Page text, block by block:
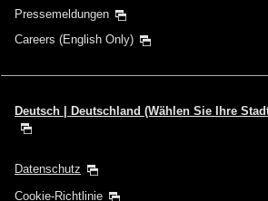
Pressemeldungen
Careers (English Only)
Deutsch | Deutschland (Wählen Sie Ihre
Datenschutz
Cookie-Richtlinie